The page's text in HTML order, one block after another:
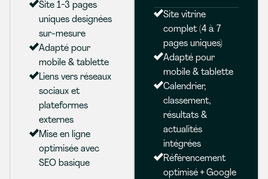
Site 1-3 pages
uniques designées
sur-mesure
Adapté pour
mobile & tablette
Liens vers réseaux
sociaux et
plateformes
externes
Mise en ligne
optimisée avec
SEO basique
Site vitrine
complet (4 à 7
pages uniques)
Adapté pour
mobile & tablette
Calendrier,
classement,
résultats &
actualités
intégrées
Référencement
optimisé + Google